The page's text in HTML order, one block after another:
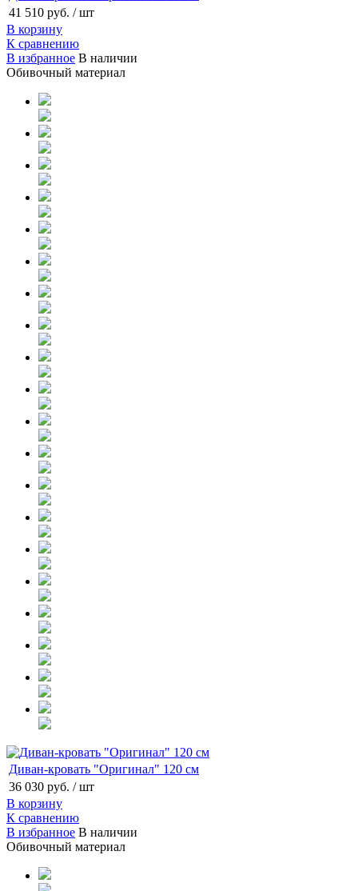
41 510 руб. / шт
В корзину
К сравнению
В избранное В наличии
Обивочный материал
Диван-кровать "Оригинал" 120 см
36 030 руб. / шт
В корзину
К сравнению
В избранное В наличии
Обивочный материал